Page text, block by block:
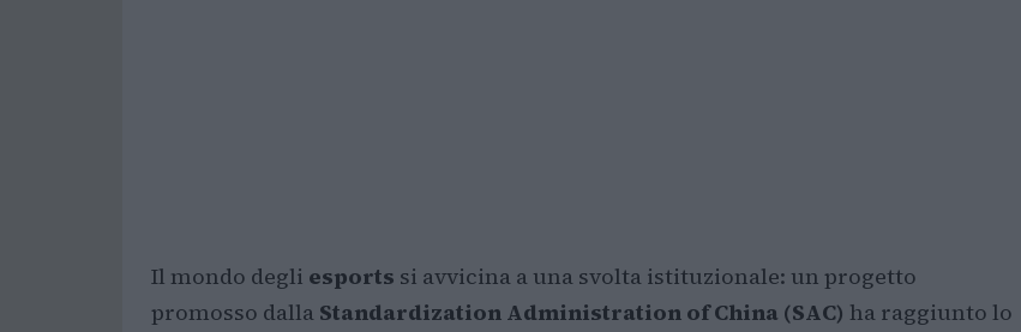
Il mondo degli esports si avvicina a una svolta istituzionale: un progetto
promosso dalla Standardization Administration of China (SAC) ha raggiunto lo